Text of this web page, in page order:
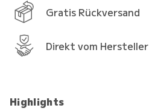
Gratis Rückversand
Direkt vom Hersteller
Highlights